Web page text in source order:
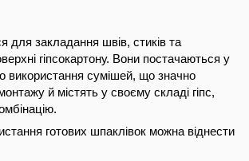
для закладання швів, стиків та
гіпсокартону. Вони постачаються у
використання сумішей, що значно
й містять у своєму складі гіпс,
готових шпаклівок можна віднести